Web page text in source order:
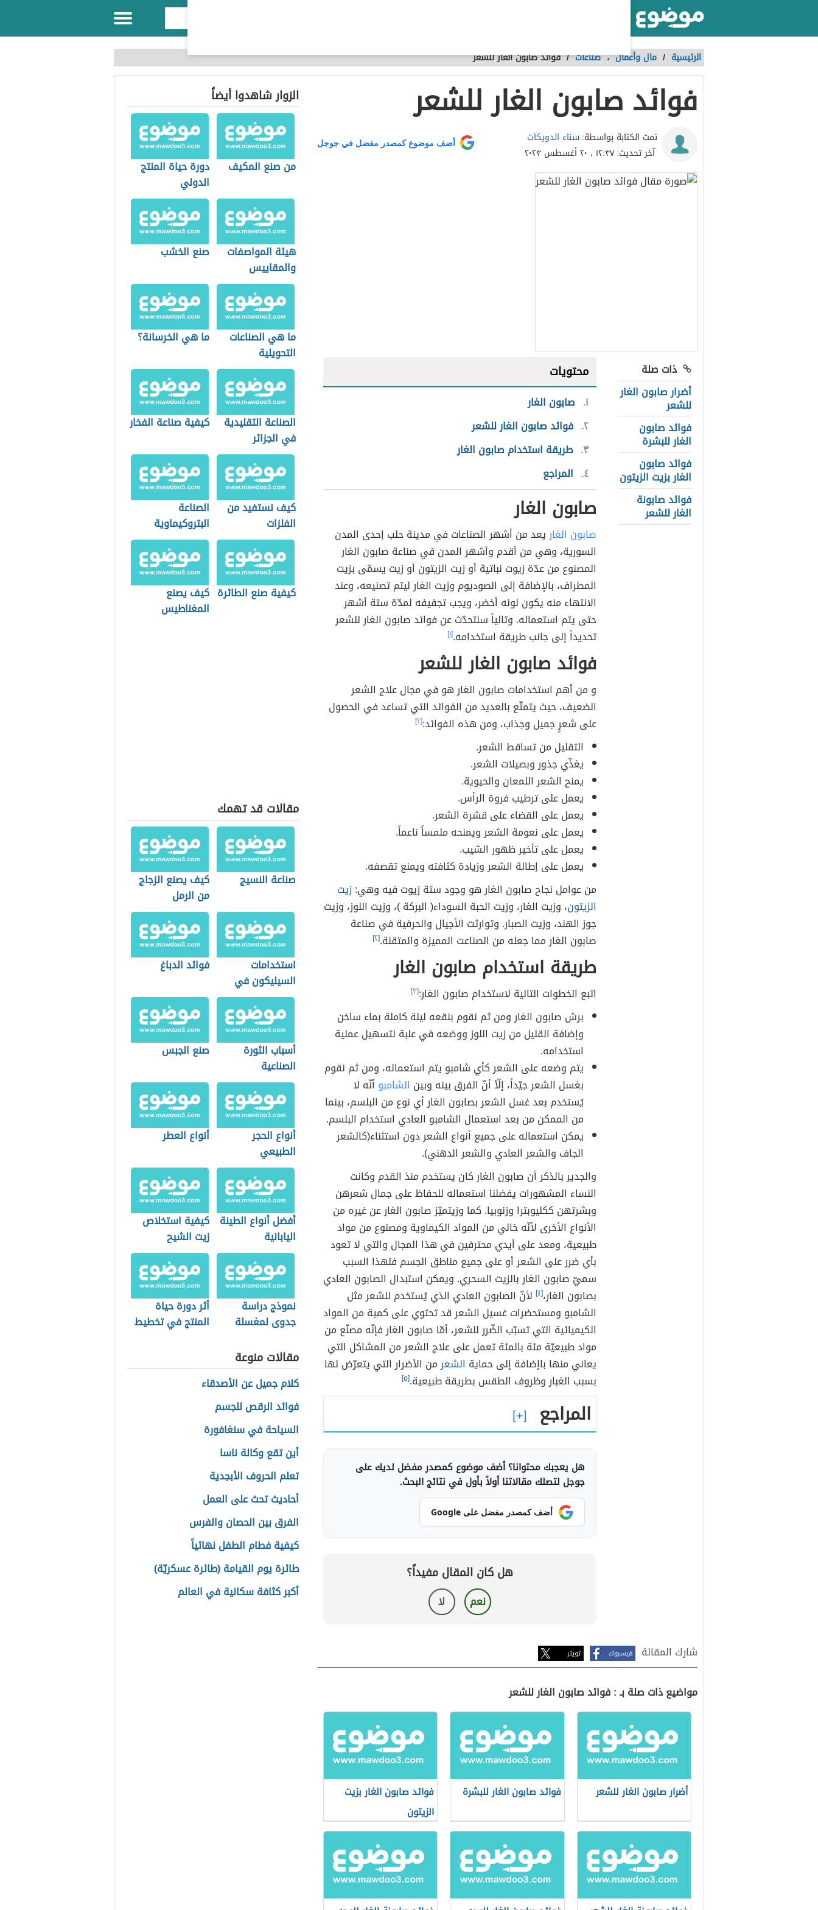
الرئيسية / مال وأعمال،صناعات /فوائد صابون الغار للشعر
فوائد صابون الغار للشعر
تمت الكتابة بواسطة:سناء الدويكات
آخر تحديث:١٢:٣٧ ، ٢٠ أغسطس ٢٠٢٣
أضف موضوع كمصدر مفضل في جوجل
ذات صلة
أضرار صابون الغار
للشعر
فوائد صابون
الغار للبشرة
فوائد صابون
الغار بزيت الزيتون
فوائد صابونة
الغار للشعر
محتويات
١ صابون الغار
٢ فوائد صابون الغار للشعر
٣ طريقة استخدام صابون الغار
٤ المراجع
صابون الغار
صابون الغاريعد من أشهر الصناعات في مدينة حلب إحدى المدن
السورية، وهي من أقدم وأشهر المدن في صناعة صابون الغار
المصنوع من عدّة زيوت نباتية أو زيت الزيتون أو زيت يسمّى بزيت
المطراف، بالإضافة إلى الصوديوم وزيت الغار ليتم تصنيعه، وعند
الانتهاء منه يكون لونه أخضر، ويجب تجفيفه لمدّة ستة أشهر
حتى يتم استعماله. وتالياً سنتحدّث عن فوائد صابون الغار للشعر
تحديداً إلى جانب طريقة استخدامه.[١]
فوائد صابون الغار للشعر
و من أهم استخدامات صابون الغار هو في مجال علاج الشعر
الضعيف، حيث يتمتّع بالعديد من الفوائد التي تساعد في الحصول
على شعرٍ جميل وجذاب، ومن هذه الفوائد:[٢]
التقليل من تساقط الشعر.
يغذّي جذور وبصيلات الشعر.
يمنح الشعر اللمعان والحيوية.
يعمل على ترطيب فروة الرأس.
يعمل على القضاء على قشرة الشعر.
يعمل على نعومة الشعر ويمنحه ملمساً ناعماً.
يعمل على تأخير ظهور الشيب.
يعمل على إطالة الشعر وزيادة كثافته ويمنع تقصفه.
من عوامل نجاح صابون الغار هو وجود ستة زيوت فيه وهي: زيت
الزيتون، وزيت الغار، وزيت الحبة السوداء( البركة )، وزيت اللوز، وزيت
جوز الهند، وزيت الصبار. وتوارثت الأجيال والحرفية في صناعة
صابون الغار مما جعله من الصناعت المميزة والمتقنة.[٢]
طريقة استخدام صابون الغار
اتبع الخطوات التالية لاستخدام صابون الغار:[٣]
برش صابون الغار ومن ثم نقوم بنقعه ليلة كاملة بماء ساخن
وإضافة القليل من زيت اللوز ووضعه في علبة لتسهيل عملية
استخدامه.
يتم وضعه على الشعر كأي شامبو يتم استعماله، ومن ثم نقوم
بغسل الشعر جيّداً، إلّأ أنّ الفرق بينه وبين الشامبو أنّه لا
يُستخدم بعد غسل الشعر بصابون الغار أي نوع من البلسم، بينما
من الممكن من بعد استعمال الشامبو العادي استخدام البلسم.
يمكن استعماله على جميع أنواع الشعر دون استثناء(كالشعر
الجاف والشعر العادي والشعر الدهني).
والجدير بالذكر أن صابون الغار كان يستخدم منذ القدم وكانت
النساء المشهورات يفضلنا استعماله للحفاظ على جمال شعرهن
وبشرتهن ككليوبترا وزنوبيا. كما وزيتميّز صابون الغار عن غيره من
الأنواع الأخرى لأنّه خالي من المواد الكيماوية ومصنوع من مواد
طبيعية، ومعد على أيدي محترفين في هذا المجال والتي لا تعود
بأي ضرر على الشعر أو على جميع مناطق الجسم فلهذا السبب
سميّ صابون الغار بالزيت السحري. ويمكن استبدال الصابون العادي
بصابون الغار،[٤]
لأنّ الصابون العادي الذي يُستخدم للشعر مثل
الشامبو ومستحضرات غسيل الشعر قد تحتوي على كمية من المواد
الكيميائية التي تسبّب الضّرر للشعر، أمّا صابون الغار فإنّه مصنّع من
مواد طبيعيّة مئة بالمئة تعمل على علاج الشعر من المشاكل التي
يعاني منها باإضافة إلى حماية الشعرمن الأضرار التي يتعرّض لها
بسبب الغبار وظروف الطقس بطريقة طبيعية.[٥]
المراجع
هل يعجبك محتوانا؟ أضف موضوع كمصدر مفضل لديك على
جوجل لتصلك مقالاتنا أولاً بأول في نتائج البحث.
أضف كمصدر مفضل على Google
هل كان المقال مفيداً؟
نعم لا
شارك المقالة فيسبوك تويتر
مواضيع ذات صلة بـ : فوائد صابون الغار للشعر
أضرار صابون الغار للشعر فوائد صابون الغار للبشرة
فوائد صابون الغار بزيت
الزيتون
الزوار شاهدوا أيضاً
من صنع المكيف
دورة حياة المنتج
الدولي
هيئة المواصفات
والمقاييس
صنع الخشب
ما هي الصناعات
التحويلية
ما هي الخرسانة؟
الصناعة التقليدية
في الجزائر
كيفية صناعة الفخار
كيف نستفيد من
الفلزات
الصناعة
البتروكيماوية
كيفية صنع الطائرة كيف يصنع
المغناطيس
مقالات قد تهمك
صناعة النسيج
كيف يصنع الزجاج
من الرمل
استخدامات
السيليكون في
الصناعة
فوائد الدباغ
أسباب الثورة
الصناعية
صنع الجبس
أنواع الحجر
الطبيعي
أنواع العطر
أفضل أنواع الطينة
اليابانية
كيفية استخلاص
زيت الشيح
نموذج دراسة
جدوى لمغسلة
أثر دورة حياة
المنتج في تخطيط
مقالات منوعة
كلام جميل عن الأصدقاء
فوائد الرقص للجسم
السياحة في سنغافورة
أين تقع وكالة ناسا
تعلم الحروف الأبجدية
أحاديث تحث على العمل
الفرق بين الحصان والفرس
كيفية فطام الطفل نهائياً
طائرة يوم القيامة (طائرة عسكريّة)
أكبر كثافة سكانية في العالم